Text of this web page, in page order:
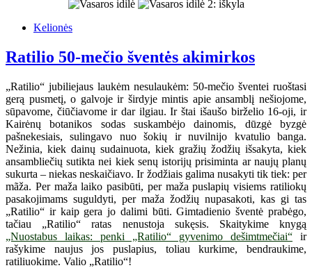
Kelionės
Ratilio 50-mečio šventės akimirkos
„Ratilio“ jubiliejaus laukėm nesulaukėm: 50-mečio šventei ruoštasi
gerą pusmetį, o galvoje ir širdyje mintis apie ansamblį nešiojome,
sūpavome, čiūčiavome ir dar ilgiau. Ir štai išaušo birželio 16-oji, ir
Kairėnų botanikos sodas suskambėjo dainomis, dūzgė byzgė
pašnekesiais, sulingavo nuo šokių ir nuvilnijo kvatulio banga.
Nežinia, kiek dainų sudainuota, kiek gražių žodžių išsakyta, kiek
ansambliečių sutikta nei kiek senų istorijų prisiminta ar naujų planų
sukurta – niekas neskaičiavo. Ir žodžiais galima nusakyti tik tiek: per
mãža. Per maža laiko pasibūti, per maža puslapių visiems ratiliokų
pasakojimams suguldyti, per maža žodžių nupasakoti, kas gi tas
„Ratilio“ ir kaip gera jo dalimi būti. Gimtadienio šventė prabėgo,
tačiau „Ratilio“ ratas nenustoja sukęsis. Skaitykime knygą
„Nuostabus laikas: penki „Ratilio“ gyvenimo dešimtmečiai“ ir
rašykime naujus jos puslapius, toliau kurkime, bendraukime,
ratiliuokime. Valio „Ratilio“!